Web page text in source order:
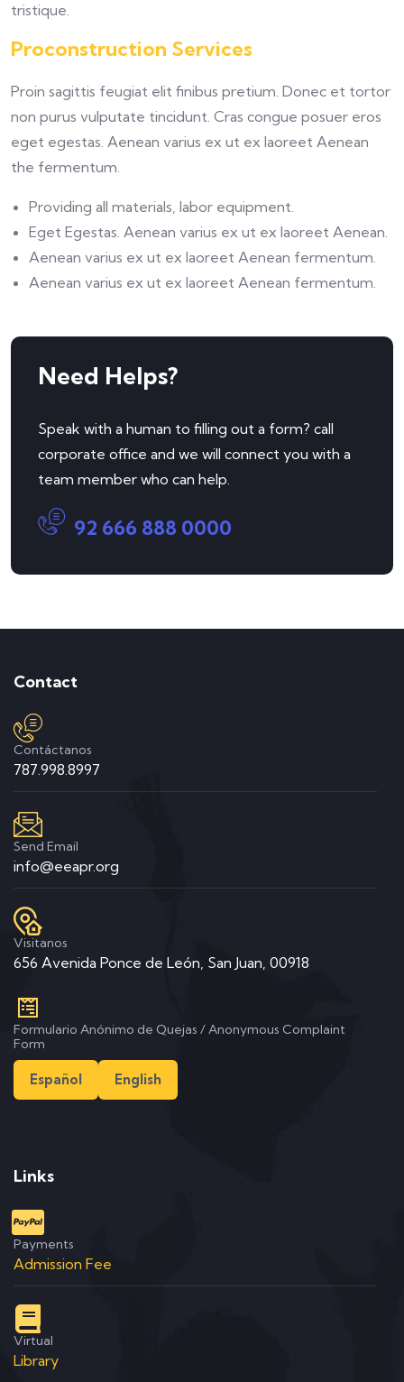
tristique.
Proconstruction Services
Proin sagittis feugiat elit finibus pretium. Donec et tortor
non purus vulputate tincidunt. Cras congue posuer eros
eget egestas. Aenean varius ex ut ex laoreet Aenean
the fermentum.
Providing all materials, labor equipment.
Eget Egestas. Aenean varius ex ut ex laoreet Aenean.
Aenean varius ex ut ex laoreet Aenean fermentum.
Aenean varius ex ut ex laoreet Aenean fermentum.
Need Helps?
Speak with a human to filling out a form? call
corporate office and we will connect you with a
team member who can help.
92 666 888 0000
Contact
Contáctanos
787.998.8997
Send Email
info@eeapr.org
Visitanos
656 Avenida Ponce de León, San Juan, 00918
Formulario Anónimo de Quejas / Anonymous Complaint
Form
Español English
Links
Payments
Admission Fee
Virtual
Library